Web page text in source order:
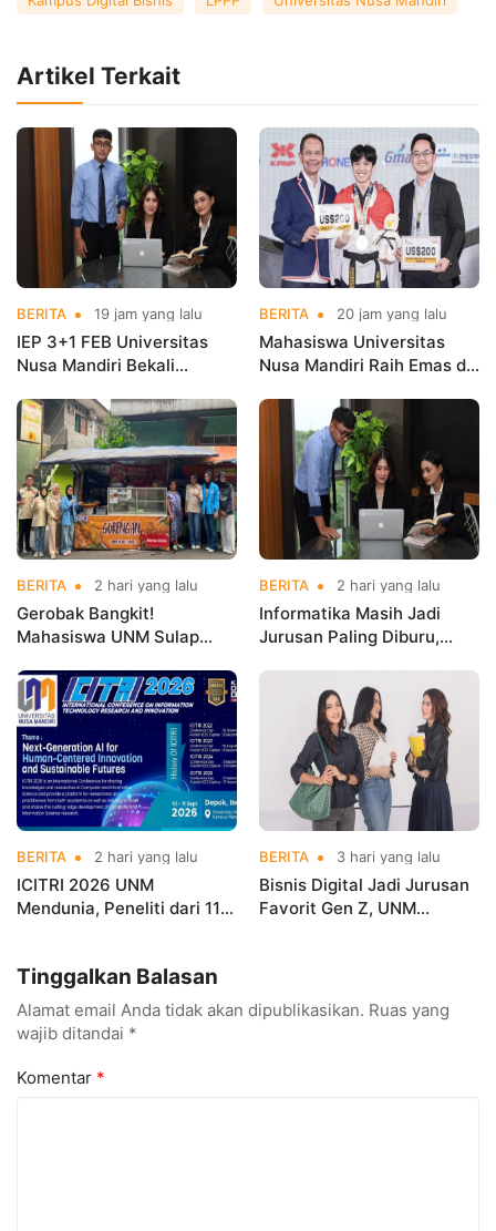
Artikel Terkait
BERITA 19 jam yang lalu
IEP 3+1 FEB Universitas
Nusa Mandiri Bekali
Kerja Sebelum Lulus
BERITA 20 jam yang lalu
Mahasiswa Universitas
Nusa Mandiri Raih Emas di
Indonesia Open
Championships 2026
BERITA 2 hari yang lalu
Gerobak Bangkit!
Mahasiswa UNM Sulap
Menarik dan Laris
BERITA 2 hari yang lalu
Informatika Masih Jadi
Jurusan Paling Diburu,
hingga Cyber Security
BERITA 2 hari yang lalu
ICITRI 2026 UNM
Mendunia, Peneliti dari 11
BERITA 3 hari yang lalu
Bisnis Digital Jadi Jurusan
Favorit Gen Z, UNM
Tinggalkan Balasan
Alamat email Anda tidak akan dipublikasikan. Ruas yang
wajib ditandai *
Komentar *